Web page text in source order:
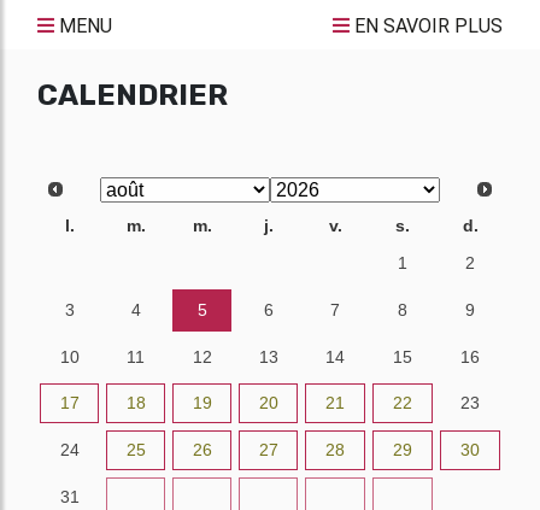
MENU EN SAVOIR PLUS
CALENDRIER
l. m. m. j. v. s.
d.
1 2
3 4 5 6 7 8 9
10 11 12 13 14 15 16
17 18 19 20 21 22 23
24 25 26 27 28 29 30
31